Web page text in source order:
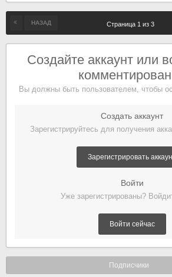
НАЗАД Страница 1 из 3
Создайте аккаунт или
Вы должны быть пользователем, чтобы
Создать аккаунт
Зарегистрируйтесь для получения
Зарегистрировать
Войти
Уже зарегистрированы?
Войти сейчас
Подписчики